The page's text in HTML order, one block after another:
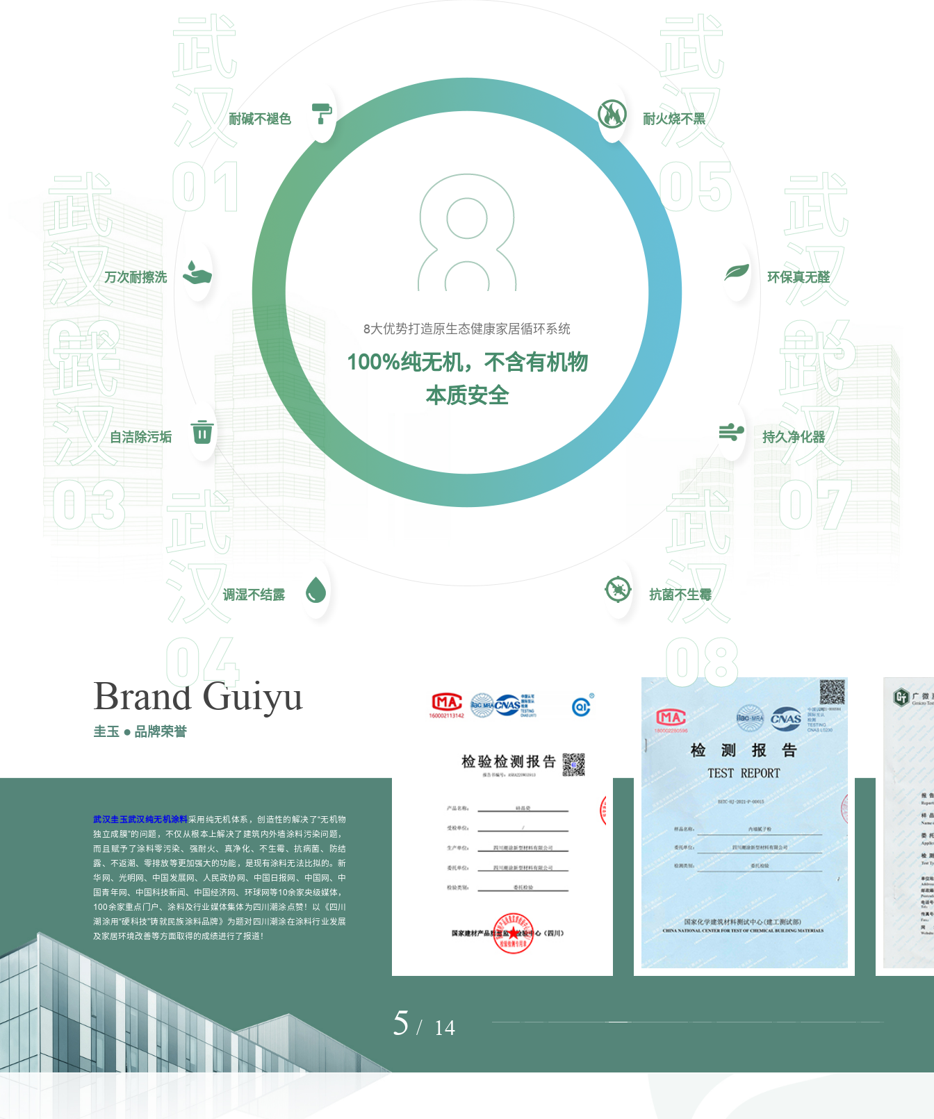
8大优势打造原生态健康家居循环系统
100%纯无机，不含有机物
本质安全
武
汉
01
耐碱不褪色
武
汉
02
万次耐擦洗
武
汉
03
自洁除污垢
武
汉
04
调湿不结露
耐火烧不黑
武
汉
05
环保真无醛
武
汉
06
持久净化器
武
汉
07
抗菌不生霉
武
汉
08
Brand Guiyu
圭玉 ● 品牌荣誉
武汉圭玉武汉纯无机涂料采用纯无机体系，创造性的解决了“无机物
独立成膜”的问题，不仅从根本上解决了建筑内外墙涂料污染问题，
而且赋予了涂料零污染、强耐火、真净化、不生霉、抗病菌、防结
露、不返潮、零排放等更加强大的功能，是现有涂料无法比拟的。新
华网、光明网、中国发展网、人民政协网、中国日报网、中国网、中
国青年网、中国科技新闻、中国经济网、环球网等10余家央级媒体，
100余家重点门户、涂料及行业媒体集体为四川潮涂点赞！以《四川
潮涂用“硬科技”铸就民族涂料品牌》为题对四川潮涂在涂料行业发展
及家居环境改善等方面取得的成绩进行了报道！
5 / 14